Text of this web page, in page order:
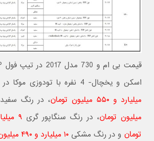
اسکن و یخچال- 4 نفره با تودوزی موکا در رنگ کربن بلک
میلیارد و ۵۵۰ میلیون تومان
، در رنگ سفید
میلیون تومان، در رنگ سنگاپور گری
تومان و در رنگ مشکی ۱۰ میلیارد و ۴۹۰ میلیون تومان